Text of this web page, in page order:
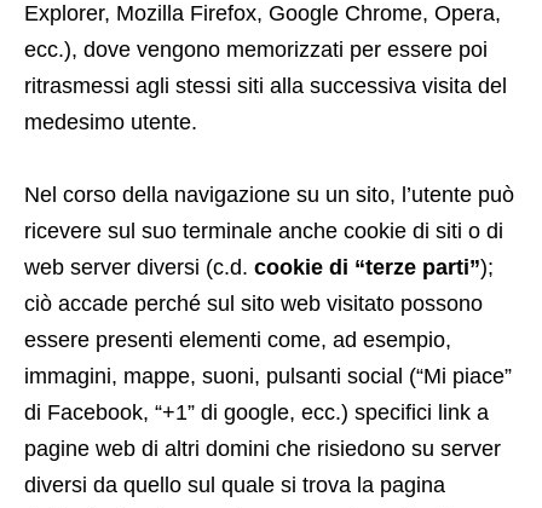
Explorer, Mozilla Firefox, Google Chrome, Opera,
ecc.), dove vengono memorizzati per essere poi
ritrasmessi agli stessi siti alla successiva visita del
medesimo utente.
Nel corso della navigazione su un sito, l’utente può
ricevere sul suo terminale anche cookie di siti o di
web server diversi (c.d. cookie di “terze parti”);
ciò accade perché sul sito web visitato possono
essere presenti elementi come, ad esempio,
immagini, mappe, suoni, pulsanti social (“Mi piace”
di Facebook, “+1” di google, ecc.) specifici link a
pagine web di altri domini che risiedono su server
diversi da quello sul quale si trova la pagina